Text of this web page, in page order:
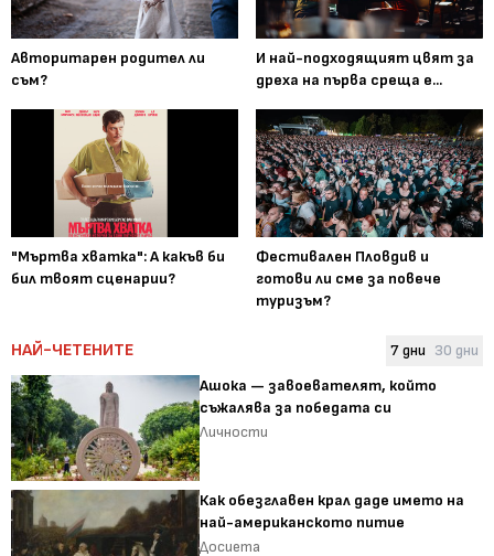
Авторитарен родител ли
съм?
И най-подходящият цвят за
дреха на първа среща е...
"Мъртва хватка": А какъв би
бил твоят сценарии?
Фестивален Пловдив и
готови ли сме за повече
туризъм?
НАЙ-ЧЕТЕНИТЕ 7 дни 30 дни
Ашока — завоевателят, който
съжалява за победата си
Личности
Как обезглавен крал даде името на
най-американското питие
Досиета